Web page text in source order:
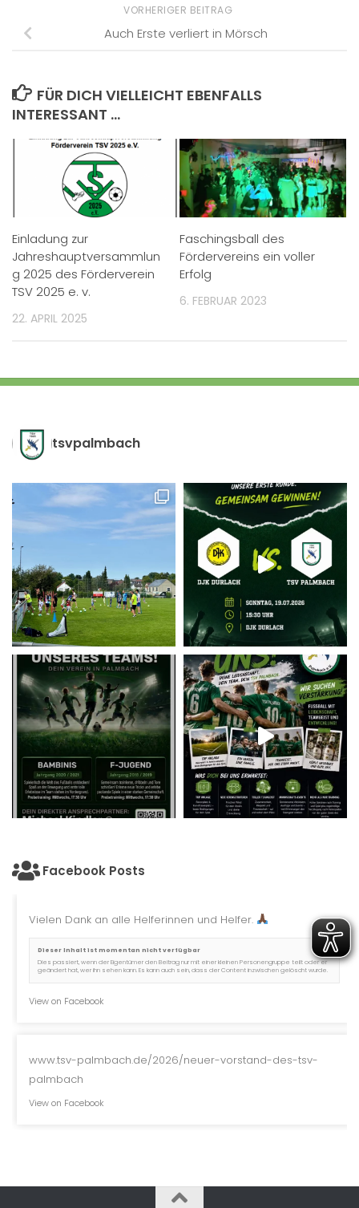
VORHERIGER BEITRAG
Auch Erste verliert in Mörsch
FÜR DICH VIELLEICHT EBENFALLS
INTERESSANT …
Einladung zur
Jahreshauptversammlun
g 2025 des Förderverein
TSV 2025 e. v.
22. APRIL 2025
Faschingsball des
Fördervereins ein voller
Erfolg
6. FEBRUAR 2023
tsvpalmbach
Facebook Posts
Vielen Dank an alle Helferinnen und Helfer.
Dieser Inhalt ist momentan nicht verfügbar
Dies passiert, wenn der Eigentümer den Beitrag nur mit einer kleinen Personengruppe teilt oder er
geändert hat, wer ihn sehen kann. Es kann auch sein, dass der Content inzwischen gelöscht wurde.
View on Facebook
www.tsv-palmbach.de/2026/neuer-vorstand-des-tsv-
palmbach
View on Facebook